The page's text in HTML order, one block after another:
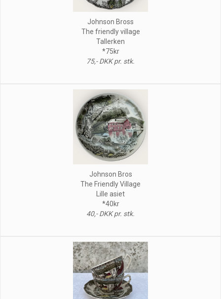
Johnson Bross
The friendly village
Tallerken
*75kr
75,- DKK pr. stk.
Johnson Bros
The Friendly Village
Lille asiet
*40kr
40,- DKK pr. stk.